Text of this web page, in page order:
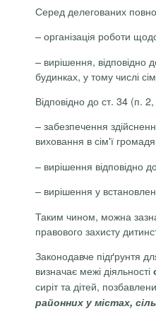
Серед делегованих
– організація роботи
– вирішення, відповідно
будинках, у тому числі
Відповідно до ст. 34 (п.
– забезпечення
виховання в сім'ї
– вирішення відповідно
– вирішення у
Таким чином, можна
правового захисту
Законодавче підґрунтя
визначає межі діяльності
сиріт та дітей,
районних у містах,